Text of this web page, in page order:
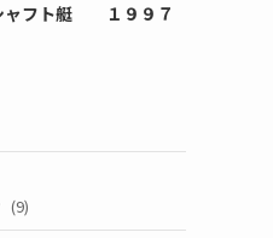
フト艇 １９９７
(9)